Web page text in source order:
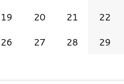
19 20 21 22
26 27 28 29